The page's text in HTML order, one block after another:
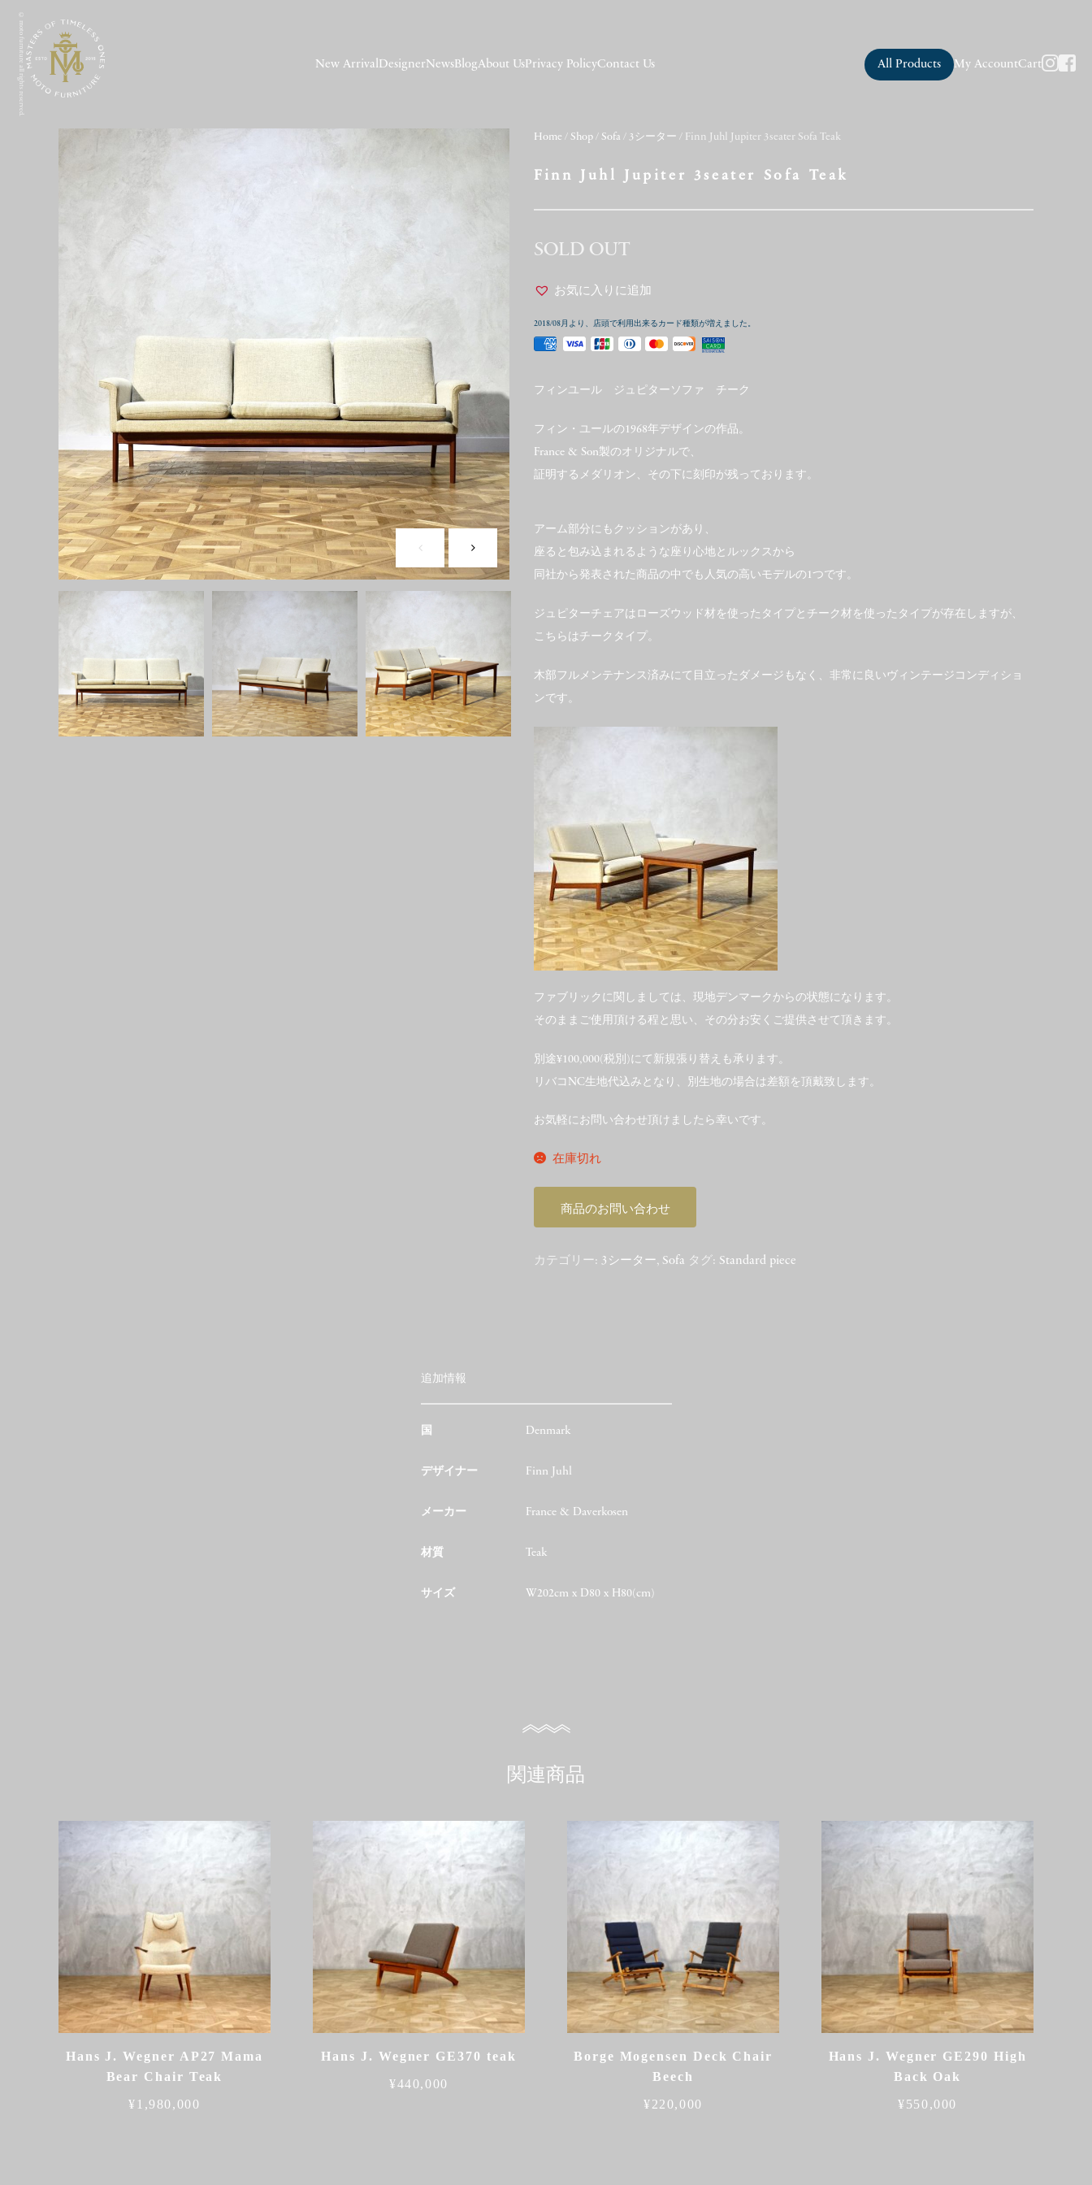
© moto furniture all rights reserved. New Arrival DesignerNewsBlogAbout UsPrivacy PolicyContact Us All Products My AccountCart
Home / Shop / Sofa / 3シーター / Finn Juhl Jupiter 3seater Sofa Teak
Finn Juhl Jupiter 3seater Sofa Teak
SOLD OUT
お気に入りに追加
2018/08月より、店頭で利用出来るカード種類が増えました。
フィンユール ジュピターソファ チーク
フィン・ユールの1968年デザインの作品。
France & Son製のオリジナルで、
証明するメダリオン、その下に刻印が残っております。
アーム部分にもクッションがあり、
座ると包み込まれるような座り心地とルックスから
同社から発表された商品の中でも人気の高いモデルの1つです。
ジュピターチェアはローズウッド材を使ったタイプとチーク材を使ったタイプが存在しますが、
こちらはチークタイプ。
木部フルメンテナンス済みにて目立ったダメージもなく、非常に良いヴィンテージコンディショ
ンです。
ファブリックに関しましては、現地デンマークからの状態になります。
そのままご使用頂ける程と思い、その分お安くご提供させて頂きます。
別途¥100,000(税別)にて新規張り替えも承ります。
リバコNC生地代込みとなり、別生地の場合は差額を頂戴致します。
お気軽にお問い合わせ頂けましたら幸いです。
在庫切れ
商品のお問い合わせ
カテゴリー: 3シーター, Sofa タグ: Standard piece
追加情報
国 Denmark
デザイナー Finn Juhl
メーカー France & Daverkosen
材質 Teak
サイズ W202cm x D80 x H80(cm)
関連商品
Hans J. Wegner AP27 Mama
Bear Chair Teak
¥ 1,980,000
Hans J. Wegner GE370 teak
¥440,000
Borge Mogensen Deck Chair
Beech
¥220,000
Hans J. Wegner GE290 High
Back Oak
¥550,000